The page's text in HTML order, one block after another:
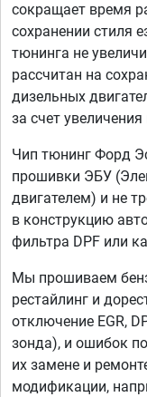
сокращает время
сохранении стиля
тюнинга не
рассчитан на
дизельных
за счет
Чип тюнинг Форд
прошивки ЭБУ
двигателем) и не
в конструкцию
фильтра DPF или
Мы прошиваем
рестайлинг и
отключение EGR,
зонда), и ошибок
их замене и
модификации,